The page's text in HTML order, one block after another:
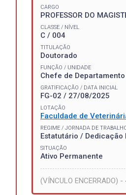
CARGO
PROFESSOR DO
CLASSE / NÍVEL
C / 004
TITULAÇÃO
Doutorado
FUNÇÃO / UNIDADE
Chefe de
GRATIFICAÇÃO / DATA INICIAL
FG-02 / 27/08/2025
LOTAÇÃO
Faculdade de
REGIME / JORNADA DE
Estatutário / Dedicação
SITUAÇÃO
Ativo Permanente
(VÍNCULO